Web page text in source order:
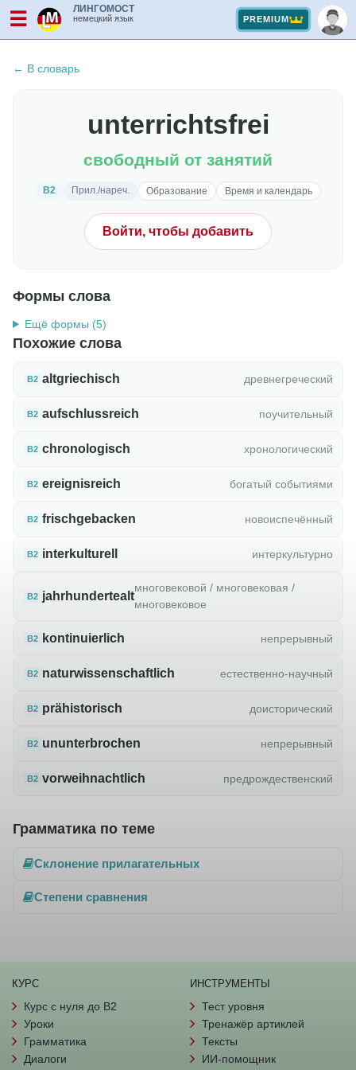
☰ ЛИНГОМОСТ
немецкий язык PREMIUM
← В словарь
unterrichtsfrei
свободный от занятий
B2 Прил./нареч. Образование Время и календарь
Войти, чтобы добавить
Формы слова
Ещё формы (5)
Похожие слова
B2 altgriechisch древнегреческий
B2 aufschlussreich поучительный
B2 chronologisch хронологический
B2 ereignisreich богатый событиями
B2 frischgebacken новоиспечённый
B2 interkulturell интеркультурно
B2 jahrhundertealt
многовековой / многовековая /
многовековое
B2 kontinuierlich непрерывный
B2 naturwissenschaftlich естественно-научный
B2 prähistorisch доисторический
B2 ununterbrochen непрерывный
B2 vorweihnachtlich предрождественский
Грамматика по теме
Склонение прилагательных
Степени сравнения
КУРС
Курс с нуля до B2
Уроки
Грамматика
Диалоги
ИНСТРУМЕНТЫ
Тест уровня
Тренажёр артиклей
Тексты
ИИ-помощник